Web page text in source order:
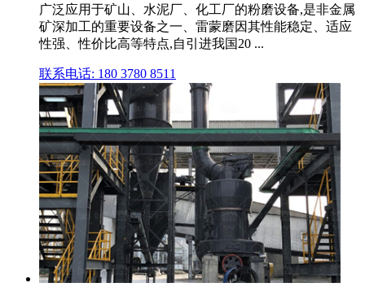
广泛应用于矿山、水泥厂、化工厂的粉磨设备,是非金属
矿深加工的重要设备之一、雷蒙磨因其性能稳定、适应
性强、性价比高等特点,自引进我国20 ...
联系电话: 180 3780 8511